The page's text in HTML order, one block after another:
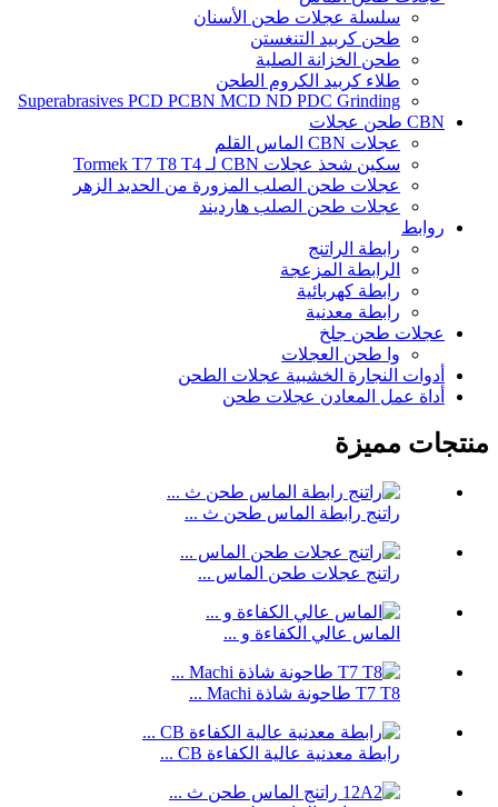
سلسلة عجلات طحن الأسنان
طحن كربيد التنغستن
طحن الخزانة الصلبة
طلاء كربيد الكروم الطحن
Superabrasives PCD PCBN MCD ND PDC Grinding
CBN طحن عجلات
عجلات CBN الماس القلم
سكين شحذ عجلات CBN لـ Tormek T7 T8 T4
عجلات طحن الصلب المزورة من الحديد الزهر
عجلات طحن الصلب هارديند
روابط
رابطة الراتنج
الرابطة المزعجة
رابطة كهربائية
رابطة معدنية
عجلات طحن جلخ
وا طحن العجلات
أدوات النجارة الخشبية عجلات الطحن
أداة عمل المعادن عجلات طحن
منتجات مميزة
راتنج رابطة الماس طحن ث ...
راتنج عجلات طحن الماس ...
الماس عالي الكفاءة و ...
T7 T8 طاحونة شاذة Machi ...
رابطة معدنية عالية الكفاءة CB ...